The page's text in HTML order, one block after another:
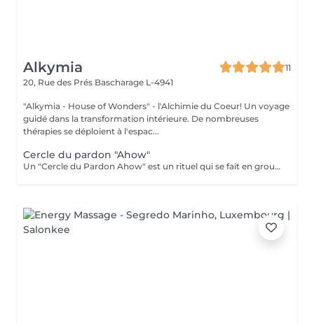
Alkymia
11
20, Rue des Prés Bascharage L-4941
"Alkymia - House of Wonders" - l'Alchimie du Coeur! Un voyage
guidé dans la transformation intérieure. De nombreuses
thérapies se déploient à l'espac...
Cercle du pardon "Ahow"
Un "Cercle du Pardon Ahow" est un rituel qui se fait en groupe, d'une durée de 3 à 4 hrs ou plus, cela dépend du nombre des participants. Ce Rituel a pour objectif de se débarrasser d'une culpabilité, d'une offense, d'une dette, etc. Le pardon est un processus mental qui vise à éliminer tout ressentiment, colère, rancune ou autre sentiment négatif à l'égard d'une personne en particulier, de vous-même, d'une situation... Étymologiquement, le mot « pardon » vient du latin « perdonare » qui signifie l'action de pardonner, c'est-à-dire d'accepter ou de s'excuser ; pour réparer quelque chose de mal. L'expression AHOW est une belle salutation originaire des tribus autochtones d'Amérique du Nord. AHOW est un mot largement utilisé par les frères du chamanisme. Quand vous dites Ahow, vous contemplez, c'est une manière de vouloir dire "qu'il en soit ainsi", "amen", "je te sens", "je t'honore", "je te respecte", je te "pardonne" ou c'est-à-dire que vous contemplez l'autre "Être". AHOW est une expression de notre meilleure gratitude. Dans la vision du chamanisme, lorsque vous dites AHOW vous agissez comme tout être devrait agir, avec votre âme, avec votre Soi intérieur, votre essence, vous contemplez l'autre. Depuis le début, les autochtones savaient déjà expérimenter et exprimer leur force intérieure par le don du Pardon. Dans ce rituel nous entrerons en contact avec les couches les plus intimes de notre conscient et de notre subconscient, pour reprogrammer les croyances limitantes et les blocages qui nous empêchent de pardonner et d'être pardonnés. Trois leçons seront tirées de ce travail : le pardon de soi, le pardon et l'être pardonné. C'est en se pardonnant à nous-mêmes que nous apprenons le véritable sens du pardon aux autres. Et en nous pardonnant à nous-mêmes et à nos frères, nous permettons aux vibrations de l'amour d'entrer dans notre Être, pour que nous puissions aussi recevoir et comprendre le pardon, qu'il soit celui d'un frère, ou encore le pardon divin.